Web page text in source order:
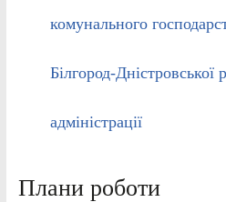
комунального
Білгород-Дністровської
адміністрації
Плани роботи